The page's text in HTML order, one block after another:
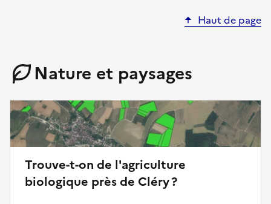
Haut de page
Nature et paysages
Trouve-t-on de l'agriculture
biologique près de Cléry ?